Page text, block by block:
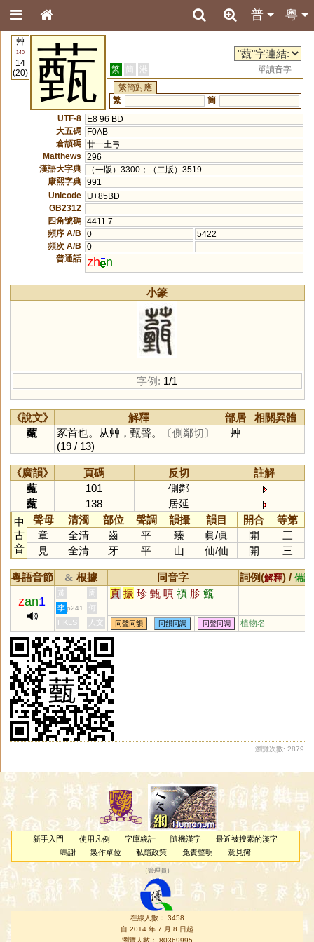
粵
普
艸
140
14
(20)
薽 繁 簡 港
單讀音字
繁簡對應
繁
簡
UTF-8
E8 96 BD
大五碼
F0AB
倉頡碼 廿一土弓
Matthews
296
漢語大字典
（一版）3300；（二版）3519
康熙字典 991
Unicode
U+85BD
GB2312
四角號碼 4411.7
頻序 A/B
0
5422
頻次 A/B
0
--
普通話 zh n
小篆
字例: 1/1
《說文》 解釋 部居
相關異體
薽
豕首也。从艸，甄聲。
〔側鄰切〕
(19 / 13)
艸
《廣韻》 頁碼 反切
註解
薽
101
側鄰
薽
138
居延
中
古
音
聲母 清濁 部位 聲調 韻攝 韻目 開合
等第
章
全清 齒 平 臻 眞/眞 開
三
見
全清 牙 平 山 仙/仙 開 三
粵語音節 & 根據 同音字 詞例(解釋) / 備註
zan1
黃 周 真 振 珍 甄 嗔 禛 胗 籈
李 p241
何
HKLS
人文 同聲同韻 同韻同調 同聲同調 植物名
瀏覽次數: 2879
新手入門 使用凡例 字庫統計 隨機漢字
最近被搜索的漢字
鳴謝
製作單位 私隱政策 免責聲明 意見簿
（管理員 ）
在線人數： 3458
自 2014 年 7 月 8 日起
瀏覽人數： 80369995